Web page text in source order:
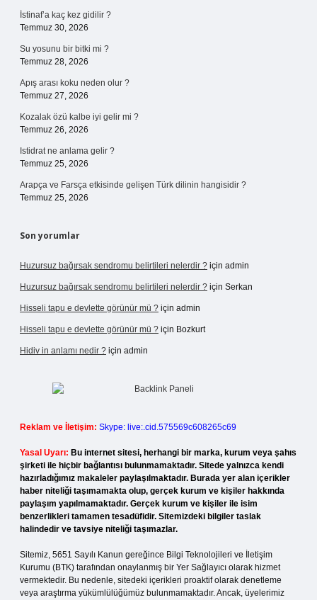
İstinaf’a kaç kez gidilir ?
Temmuz 30, 2026
Su yosunu bir bitki mi ?
Temmuz 28, 2026
Apış arası koku neden olur ?
Temmuz 27, 2026
Kozalak özü kalbe iyi gelir mi ?
Temmuz 26, 2026
Istidrat ne anlama gelir ?
Temmuz 25, 2026
Arapça ve Farsça etkisinde gelişen Türk dilinin hangisidir ?
Temmuz 25, 2026
Son yorumlar
Huzursuz bağırsak sendromu belirtileri nelerdir ? için admin
Huzursuz bağırsak sendromu belirtileri nelerdir ? için Serkan
Hisseli tapu e devlette görünür mü ? için admin
Hisseli tapu e devlette görünür mü ? için Bozkurt
Hidiv in anlamı nedir ? için admin
Reklam ve İletişim: Skype: live:.cid.575569c608265c69
Yasal Uyarı: Bu internet sitesi, herhangi bir marka, kurum veya şahıs
şirketi ile hiçbir bağlantısı bulunmamaktadır. Sitede yalnızca kendi
hazırladığımız makaleler paylaşılmaktadır. Burada yer alan içerikler
haber niteliği taşımamakta olup, gerçek kurum ve kişiler hakkında
paylaşım yapılmamaktadır. Gerçek kurum ve kişiler ile isim
benzerlikleri tamamen tesadüfidir. Sitemizdeki bilgiler taslak
halindedir ve tavsiye niteliği taşımazlar.
Sitemiz, 5651 Sayılı Kanun gereğince Bilgi Teknolojileri ve İletişim
Kurumu (BTK) tarafından onaylanmış bir Yer Sağlayıcı olarak hizmet
vermektedir. Bu nedenle, sitedeki içerikleri proaktif olarak denetleme
veya araştırma yükümlülüğümüz bulunmamaktadır. Ancak, üyelerimiz